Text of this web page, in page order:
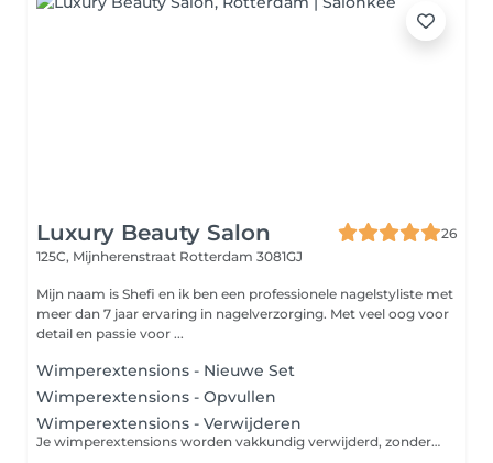
Luxury Beauty Salon
26
125C, Mijnherenstraat Rotterdam 3081GJ
Mijn naam is Shefi en ik ben een professionele nagelstyliste met
meer dan 7 jaar ervaring in nagelverzorging. Met veel oog voor
detail en passie voor ...
Wimperextensions - Nieuwe Set
Wimperextensions - Opvullen
Wimperextensions - Verwijderen
Je wimperextensions worden vakkundig verwijderd, zonder dat je natuurlijke wimpers worden beschadigd.